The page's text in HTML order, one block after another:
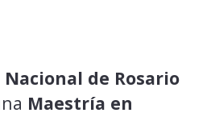
de Rosario
Maestría en